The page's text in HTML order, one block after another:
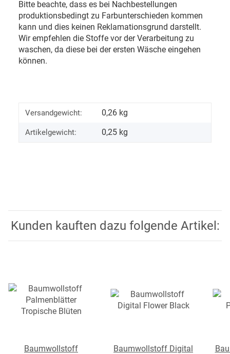
Bitte beachte, dass es bei Nachbestellungen
produktionsbedingt zu Farbunterschieden kommen
kann und dies keinen Reklamationsgrund darstellt.
Wir empfehlen die Stoffe vor der Verarbeitung zu
waschen, da diese bei der ersten Wäsche eingehen
können.
Versandgewicht: 0,26 kg
Artikelgewicht: 0,25 kg
Kunden kauften dazu folgende Artikel:
Baumwollstoff
Baumwollstoff Digital